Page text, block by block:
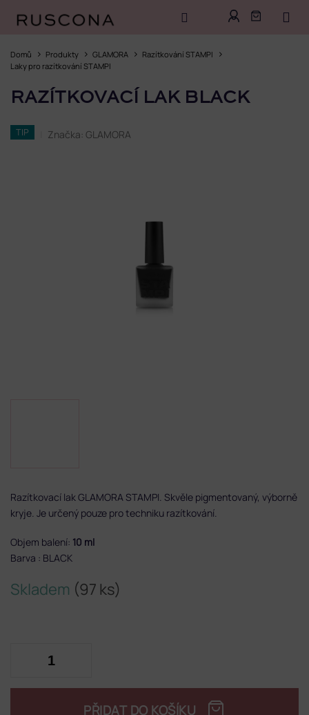
obsah
Domů Produkty GLAMORA
Razítkování STAMPI
Laky pro razítkování STAMPI
RAZÍTKOVACÍ LAK BLACK
TIP Značka: GLAMORA
Skladem (97 ks)
PŘIDAT DO KOŠÍKU
Razítkovací lak GLAMORA STAMPI. Skvěle pigmentovaný, výborně
kryje. Je určený pouze pro techniku razítkování.
Objem balení: 10 ml
Barva : BLACK